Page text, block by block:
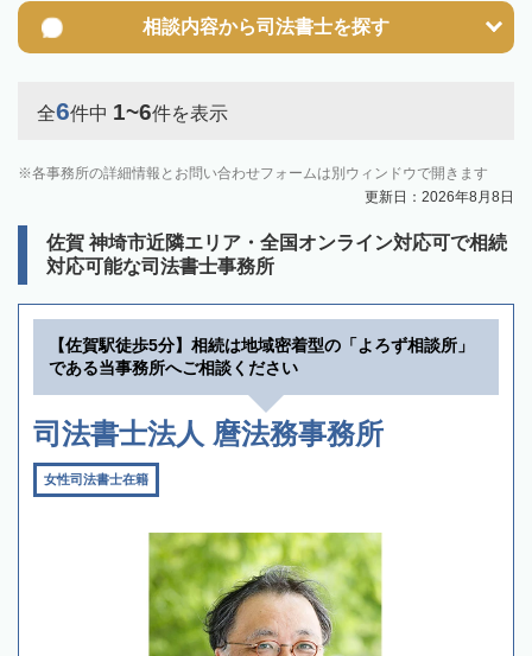
相談内容から司法書士を探す
全6件中 1~6件を表示
各事務所の詳細情報とお問い合わせフォームは別ウィンドウで開きます
更新日：2026年8月8日
佐賀 神埼市近隣エリア・全国オンライン対応可で相続
対応可能な司法書士事務所
【佐賀駅徒歩5分】相続は地域密着型の「よろず相談所」
である当事務所へご相談ください
司法書士法人 麿法務事務所
女性司法書士在籍